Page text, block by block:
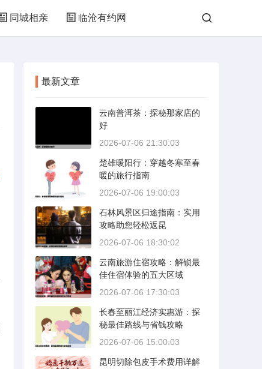
同城相亲 临沧有约网
最新文章
云南普洱茶：探秘那家店的
好
2026-07-06 21:30:03
楚雄暖阳行：穿越冬寒至春
暖的旅行指南
2026-07-06 19:00:03
石林风景区归途指南：实用
攻略助您轻松返昆
2026-07-06 18:30:02
云南旅游住宿攻略：解锁最
佳住宿体验的五大区域
2026-07-06 17:30:03
长春至丽江经济实惠游：探
秘最佳路线与省钱攻略
2026-07-06 15:00:03
昆明切除包皮手术费用详解